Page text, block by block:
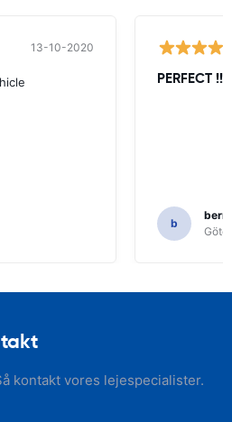
13-10-2020
PERFECT
b
kontakt vores lejespecialister.